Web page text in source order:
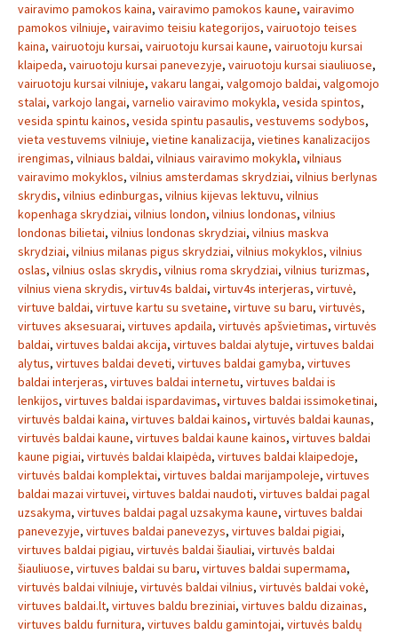
vairavimo pamokos kaina, vairavimo pamokos kaune, vairavimo
pamokos vilniuje, vairavimo teisiu kategorijos, vairuotojo teises
kaina, vairuotoju kursai, vairuotoju kursai kaune, vairuotoju kursai
klaipeda, vairuotoju kursai panevezyje, vairuotoju kursai siauliuose,
vairuotoju kursai vilniuje, vakaru langai, valgomojo baldai, valgomojo
stalai, varkojo langai, varnelio vairavimo mokykla, vesida spintos,
vesida spintu kainos, vesida spintu pasaulis, vestuvems sodybos,
vieta vestuvems vilniuje, vietine kanalizacija, vietines kanalizacijos
irengimas, vilniaus baldai, vilniaus vairavimo mokykla, vilniaus
vairavimo mokyklos, vilnius amsterdamas skrydziai, vilnius berlynas
skrydis, vilnius edinburgas, vilnius kijevas lektuvu, vilnius
kopenhaga skrydziai, vilnius london, vilnius londonas, vilnius
londonas bilietai, vilnius londonas skrydziai, vilnius maskva
skrydziai, vilnius milanas pigus skrydziai, vilnius mokyklos, vilnius
oslas, vilnius oslas skrydis, vilnius roma skrydziai, vilnius turizmas,
vilnius viena skrydis, virtuv4s baldai, virtuv4s interjeras, virtuvė,
virtuve baldai, virtuve kartu su svetaine, virtuve su baru, virtuvės,
virtuves aksesuarai, virtuves apdaila, virtuvės apšvietimas, virtuvės
baldai, virtuves baldai akcija, virtuves baldai alytuje, virtuves baldai
alytus, virtuves baldai deveti, virtuves baldai gamyba, virtuves
baldai interjeras, virtuves baldai internetu, virtuves baldai is
lenkijos, virtuves baldai ispardavimas, virtuves baldai issimoketinai,
virtuvės baldai kaina, virtuves baldai kainos, virtuvės baldai kaunas,
virtuvės baldai kaune, virtuves baldai kaune kainos, virtuves baldai
kaune pigiai, virtuvės baldai klaipėda, virtuves baldai klaipedoje,
virtuvės baldai komplektai, virtuves baldai marijampoleje, virtuves
baldai mazai virtuvei, virtuves baldai naudoti, virtuves baldai pagal
uzsakyma, virtuves baldai pagal uzsakyma kaune, virtuves baldai
panevezyje, virtuves baldai panevezys, virtuves baldai pigiai,
virtuves baldai pigiau, virtuvės baldai šiauliai, virtuvės baldai
šiauliuose, virtuves baldai su baru, virtuves baldai supermama,
virtuvės baldai vilniuje, virtuvės baldai vilnius, virtuvės baldai vokė,
virtuves baldai.lt, virtuves baldu breziniai, virtuves baldu dizainas,
virtuves baldu furnitura, virtuves baldu gamintojai, virtuvės baldų